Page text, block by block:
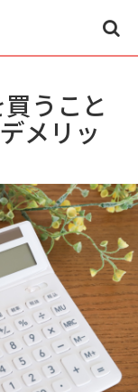
うこと
メリッ